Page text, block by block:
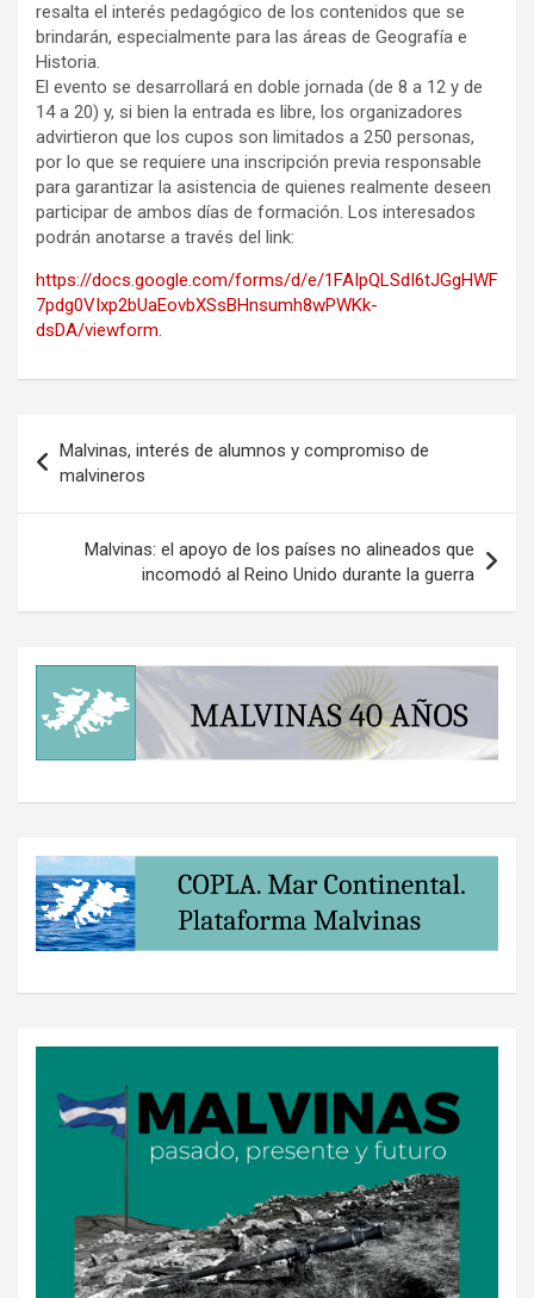
resalta el interés pedagógico de los contenidos que se
brindarán, especialmente para las áreas de Geografía e
Historia.
El evento se desarrollará en doble jornada (de 8 a 12 y de
14 a 20) y, si bien la entrada es libre, los organizadores
advirtieron que los cupos son limitados a 250 personas,
por lo que se requiere una inscripción previa responsable
para garantizar la asistencia de quienes realmente deseen
participar de ambos días de formación. Los interesados
podrán anotarse a través del link:
https://docs.google.com/forms/d/e/1FAIpQLSdI6tJGgHWF
7pdg0VIxp2bUaEovbXSsBHnsumh8wPWKk-
dsDA/viewform.
de
entradas
Malvinas, interés de alumnos y compromiso de
malvineros
Malvinas: el apoyo de los países no alineados que
incomodó al Reino Unido durante la guerra